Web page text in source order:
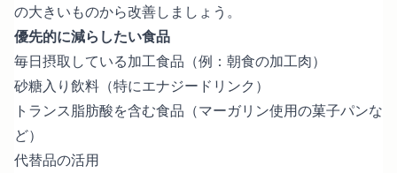
の大きいものから改善しましょう。
優先的に減らしたい食品
毎日摂取している加工食品（例：朝食の加工肉）
砂糖入り飲料（特にエナジードリンク）
トランス脂肪酸を含む食品（マーガリン使用の菓子パンな
ど）
代替品の活用